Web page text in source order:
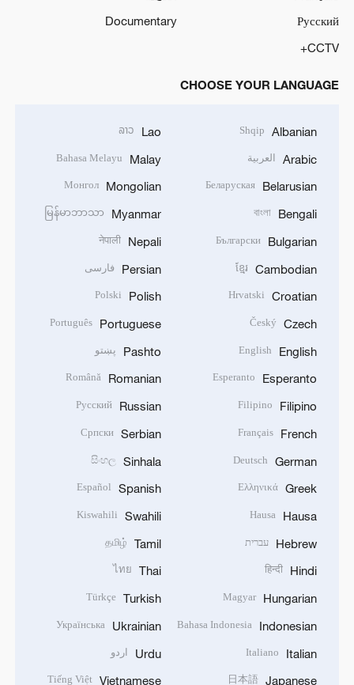
Русский
Documentary
CCTV+
CHOOSE YOUR LANGUAGE
Albanian
Shqip
Arabic العربية
Belarusian
Беларуская
Bengali
বাংলা
Bulgarian
Български
Cambodian
ខ្មែរ
Croatian
Hrvatski
Czech
Český
English
English
Esperanto
Esperanto
Filipino
Filipino
French
Français
German
Deutsch
Greek
Ελληνικά
Hausa
Hausa
Hebrew עברית
Hindi
हिन्दी
Hungarian
Magyar
Indonesian
Bahasa Indonesia
Italian
Italiano
Japanese
日本語
Lao
ລາວ
Malay
Bahasa Melayu
Mongolian
Монгол
Myanmar
မြန်မာဘာသာ
Nepali
नेपाली
Persian فارسی
Polish
Polski
Portuguese
Português
Pashto پښتو
Romanian
Română
Russian
Русский
Serbian
Српски
Sinhala
සිංහල
Spanish
Español
Swahili
Kiswahili
Tamil
தமிழ்
Thai
ไทย
Turkish
Türkçe
Ukrainian
Українська
Urdu اردو
Vietnamese
Tiếng Việt